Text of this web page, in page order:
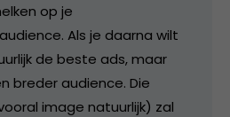
op je
Als je daarna wilt
de beste ads, maar
breder audience. Die
image natuurlijk) zal